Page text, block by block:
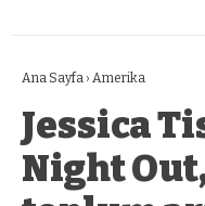
Ana Sayfa › Amerika
Jessica
Night